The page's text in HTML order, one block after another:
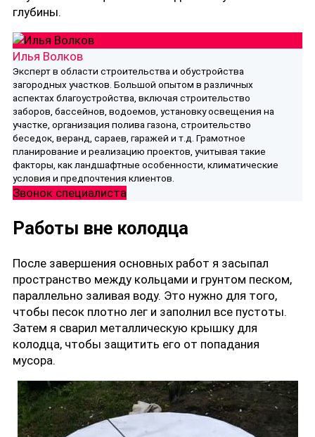
глубины.
Илья Волков
Эксперт в области строительства и обустройства
загородных участков. Большой опытом в различных
аспектах благоустройства, включая строительство
заборов, бассейнов, водоемов, установку освещения на
участке, организация полива газона, строительство
беседок, веранд, сараев, гаражей и т.д. Грамотное
планирование и реализацию проектов, учитывая такие
факторы, как ландшафтные особенности, климатические
условия и предпочтения клиентов.
Звонок специалиста
Работы вне колодца
После завершения основных работ я засыпал
пространство между кольцами и грунтом песком,
параллельно заливая воду. Это нужно для того,
чтобы песок плотно лег и заполнил все пустоты.
Затем я сварил металлическую крышку для
колодца, чтобы защитить его от попадания
мусора.